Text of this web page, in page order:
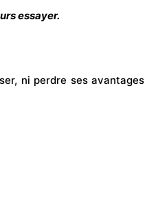
essayer.
ni perdre ses avantages